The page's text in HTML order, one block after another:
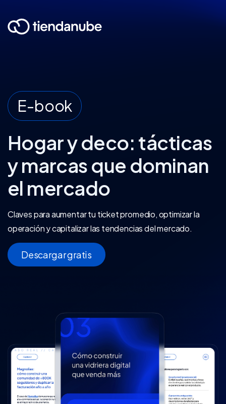
E-book
Hogar y deco: tácticas
y marcas que dominan
el mercado
Claves para aumentar tu ticket promedio, optimizar la
operación y capitalizar las tendencias del mercado.
Descargar gratis